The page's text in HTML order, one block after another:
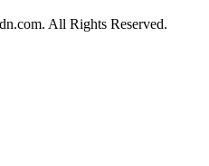
All Rights Reserved.